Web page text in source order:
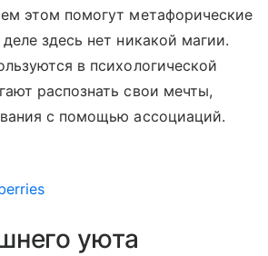
этом помогут метафорические
здесь нет никакой магии.
в психологической
распознать свои мечты,
с помощью ассоциаций.
уюта